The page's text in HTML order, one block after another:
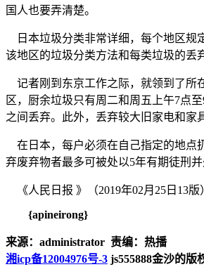
国人也要弄清楚。
日本垃圾分类非常详细，每个地区规
该地区的垃圾分类方法和每类垃圾的丢
记者刚到东京工作之际，就领到了所
区，厨余垃圾只有周二和周五上午7点
之间丢弃。此外，丢弃较大旧家电和家
在日本，每户必须在自己指定的地点
弃废弃物者最多可被处以5年有期徒刑并
《人民日报 》（2019年02月25日13版
{apineirong}
来源：administrator 责编：热播
湘icp备12004976号-3 js555888金沙的版